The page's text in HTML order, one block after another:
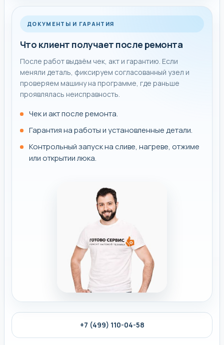
ДОКУМЕНТЫ И ГАРАНТИЯ
Что клиент получает после ремонта
После работ выдаём чек, акт и гарантию. Если
меняли деталь, фиксируем согласованный узел и
проверяем машину на программе, где раньше
проявлялась неисправность.
Чек и акт после ремонта.
Гарантия на работы и установленные детали.
Контрольный запуск на сливе, нагреве, отжиме
или открытии люка.
+7 (499) 110-04-58